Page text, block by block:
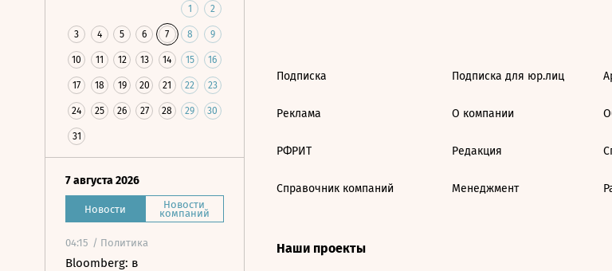
1 2
3 4 5 6 7 8 9
10 11 12 13 14 15 16
17 18 19 20 21 22 23
24 25 26 27 28 29 30
31
7 августа 2026
Новости Новости
компаний
04:15 / Политика
Bloomberg: в
Подписка
Реклама
РФРИТ
Справочник компаний
Подписка для юр.лиц
О компании
Редакция
Менеджмент
Наши проекты